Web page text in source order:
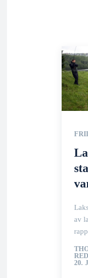
av
20.